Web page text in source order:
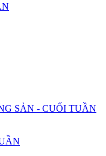
SẢN - CUỐI TUẦN